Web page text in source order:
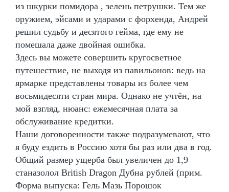
из шкурки помидора , зелень петрушки. Тем же
оружием, эйсами и ударами с форхенда, Андрей
решил судьбу и десятого гейма, где ему не
помешала даже двойная ошибка.
Здесь вы можете совершить кругосветное
путешествие, не выходя из павильонов: ведь на
ярмарке представлены товары из более чем
восьмидесяти стран мира. Однако не учтён, на
мой взгляд, нюанс: ежемесячная плата за
обслуживание кредитки.
Наши договоренности также подразумевают, что
я буду ездить в Россию хотя бы раз или два в год.
Общий размер ущерба был увеличен до 1,9
станазолол British Dragon Дубна рублей (прим.
Форма выпуска: Гель Мазь Порошок